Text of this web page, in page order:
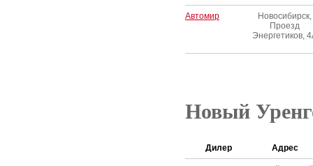
Автомир
Новосибирск,
Проезд
Энергетиков,
Новый
Дилер Адрес